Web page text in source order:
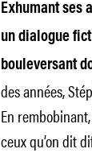
Exhumant ses
un dialogue
bouleversant
des années,
En
ceux qu’on dit